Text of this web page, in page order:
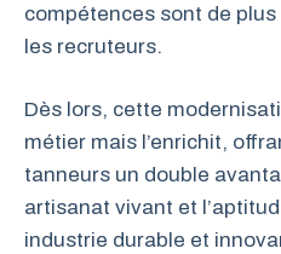
compétences sont de
les recruteurs.
Dès lors, cette
métier mais l’enrichit,
tanneurs un double
artisanat vivant et
industrie durable et